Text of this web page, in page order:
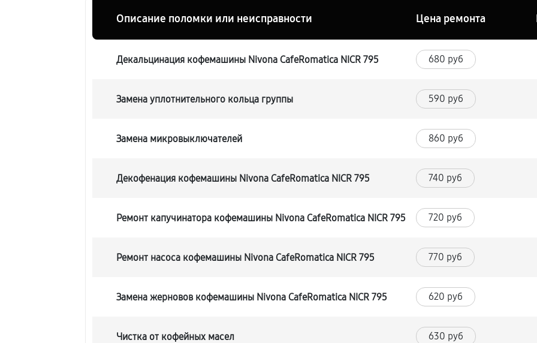
Описание поломки или неисправности Цена ремонта
Декальцинация кофемашины Nivona CafeRomatica NICR 795 680 руб
Замена уплотнительного кольца группы 590 руб
Замена микровыключателей 860 руб
Декофенация кофемашины Nivona CafeRomatica NICR 795 740 руб
Ремонт капучинатора кофемашины Nivona CafeRomatica NICR 795 720 руб
Ремонт насоса кофемашины Nivona CafeRomatica NICR 795 770 руб
Замена жерновов кофемашины Nivona CafeRomatica NICR 795 620 руб
Чистка от кофейных масел 630 руб